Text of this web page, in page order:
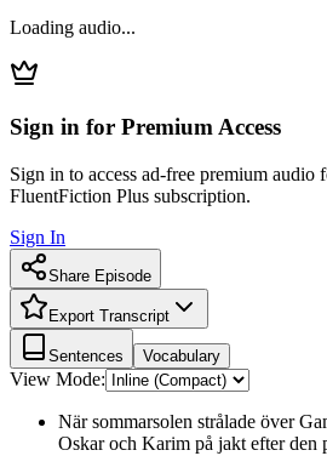
Loading audio...
Sign in for Premium Access
Sign in to access ad-free premium audio
FluentFiction Plus subscription.
Sign In
Share Episode
Export Transcript
Sentences Vocabulary
View Mode:
När sommarsolen strålade över
Oskar och Karim på jakt efter den